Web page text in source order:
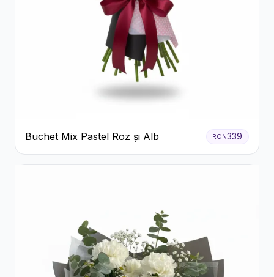
Buchet Mix Pastel Roz și Alb RON339